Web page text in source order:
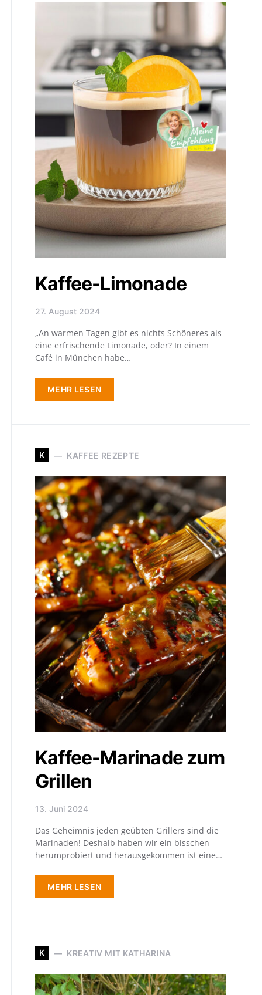
Kaffee-Limonade
27. August 2024
„An warmen Tagen gibt es nichts Schöneres als
eine erfrischende Limonade, oder? In einem
Café in München habe…
MEHR LESEN
K KAFFEE REZEPTE
Kaffee-Marinade zum
Grillen
13. Juni 2024
Das Geheimnis jeden geübten Grillers sind die
Marinaden! Deshalb haben wir ein bisschen
herumprobiert und herausgekommen ist eine…
MEHR LESEN
K KREATIV MIT KATHARINA